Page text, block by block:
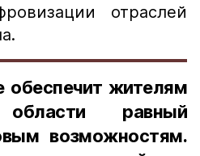
отраслей
обеспечит жителям
области равный
возможностям.